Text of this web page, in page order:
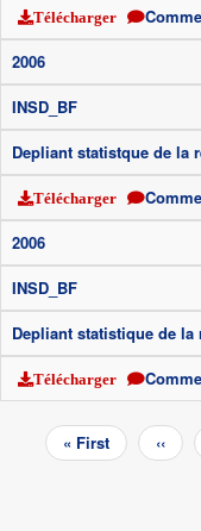
Télécharger
2006
INSD_BF
Depliant statistque de la
Télécharger
2006
INSD_BF
Depliant statistique de la
Télécharger
Pagination
Première
page
« First
Page
‹‹